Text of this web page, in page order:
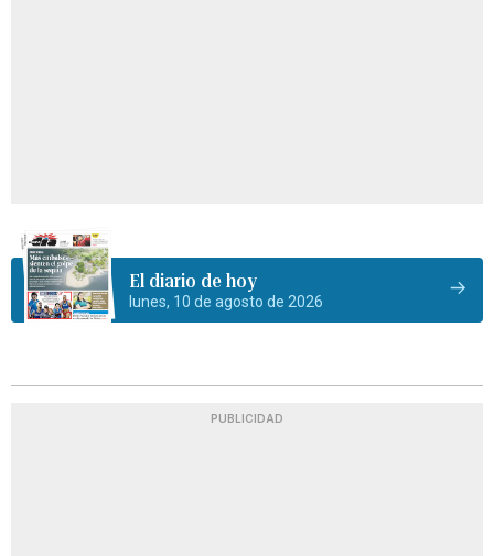
El diario de hoy
lunes, 10 de agosto de 2026
PUBLICIDAD